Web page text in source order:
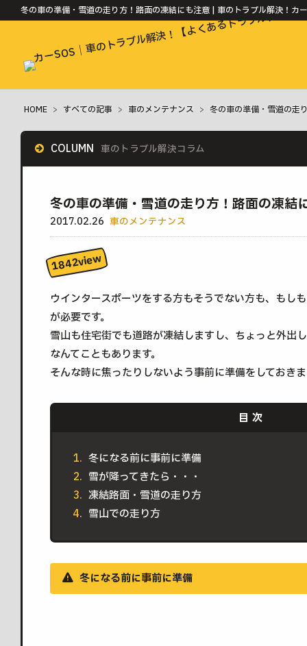
冬の車の準備・雪道の走り方！路面の凍結にも注意 | 車のトラブル解決！カ
HOME > すべての記事 > 車のメンテナンス > 冬の車の準備・雪道の走
COLUMN 車のトラブル解決コラム
冬の車の準備・雪道の走り方！路面の凍結
2017.02.26 車のメンテナンス
ウインタースポーツをする方もそうでない方も、もし
が必要です。
雪山も住宅街でも道路が凍結しますし、ちょっと外出
なんてこともあります。
そんな時に焦ったりしないよう事前に準備をしておき
冬になる前に事前に準備
雪が降ってきたら・・・
凍結路面・雪道の走り方
雪山での走り方
冬になる前に事前に準備